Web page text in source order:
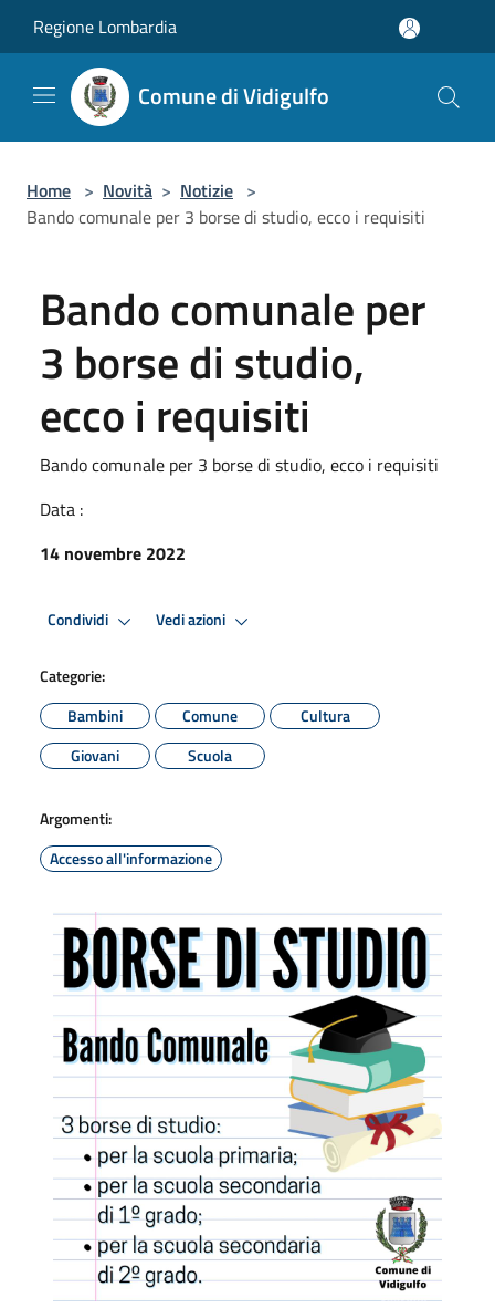
Regione Lombardia
Comune di Vidigulfo
Home > Novità > Notizie >
Bando comunale per 3 borse di studio, ecco i requisiti
Bando comunale per
3 borse di studio,
ecco i requisiti
Bando comunale per 3 borse di studio, ecco i requisiti
Data :
14 novembre 2022
Condividi Vedi azioni
Categorie:
Bambini
Comune
Cultura
Giovani
Scuola
Argomenti:
Accesso all'informazione